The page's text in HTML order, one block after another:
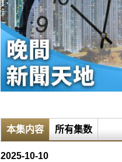
本集内容 所有集数
2025-10-10